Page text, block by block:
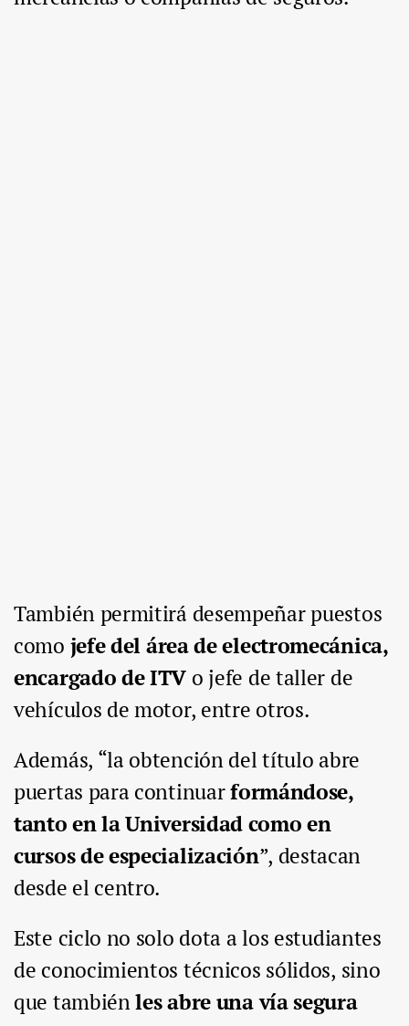
También permitirá desempeñar puestos
como jefe del área de electromecánica,
encargado de ITV o jefe de taller de
vehículos de motor, entre otros.
Además, “la obtención del título abre
puertas para continuarformándose,
tanto en la Universidad como en
cursos de especialización”, destacan
desde el centro.
Este ciclo no solo dota a los estudiantes
de conocimientos técnicos sólidos, sino
que tambiénles abre una vía segura